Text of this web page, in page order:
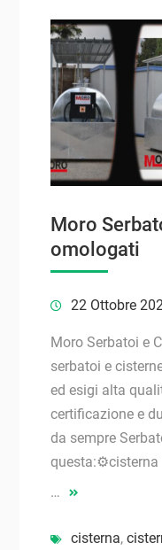
Moro
omologati
22 Ottobre
Moro Serbatoi e
serbatoi e
ed esigi alta
certificazione e
da sempre
questa:⚙cisterna
…
cisterna,